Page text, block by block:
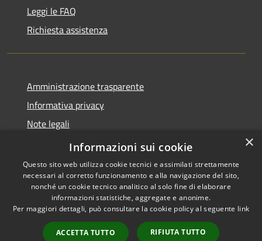
Leggi le FAQ
Richiesta assistenza
Amministrazione trasparente
Informativa privacy
Note legali
Dichiarazione di accessibilità
Accessibilità
Copyright © 2026 • Comune di
Carovigno • Powered by
Municipium•
Accesso
×
Informazioni sui cookie
Questo sito web utilizza cookie tecnici e assimilati strettamente
necessari al corretto funzionamento e alla navigazione del sito,
nonché un cookie tecnico analitico al solo fine di elaborare
informazioni statistiche, aggregate e anonime.
Per maggiori dettagli, può consultare la cookie policy al seguente link
ACCETTA TUTTO RIFIUTA TUTTO